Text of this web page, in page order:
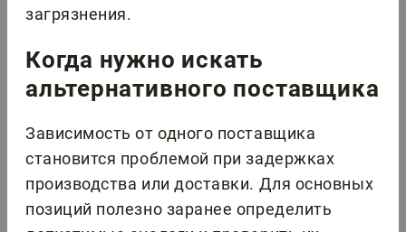
загрязнения.
Когда нужно искать
альтернативного поставщика
Зависимость от одного поставщика
становится проблемой при задержках
производства или доставки. Для основных
позиций полезно заранее определить